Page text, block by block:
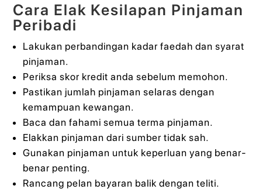
Cara Elak Kesilapan Pinjaman
Peribadi
Lakukan perbandingan kadar faedah dan syarat
pinjaman.
Periksa skor kredit anda sebelum memohon.
Pastikan jumlah pinjaman selaras dengan
kemampuan kewangan.
Baca dan fahami semua terma pinjaman.
Elakkan pinjaman dari sumber tidak sah.
Gunakan pinjaman untuk keperluan yang benar-
benar penting.
Rancang pelan bayaran balik dengan teliti.